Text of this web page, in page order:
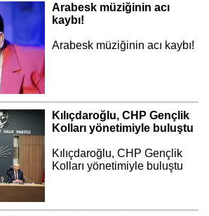
Arabesk müziğinin acı
kaybı!
Arabesk müziğinin acı kaybı!
Kılıçdaroğlu, CHP Gençlik
Kolları yönetimiyle buluştu
Kılıçdaroğlu, CHP Gençlik
Kolları yönetimiyle buluştu